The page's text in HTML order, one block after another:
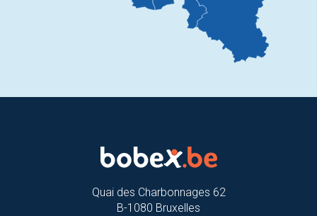
Quai des Charbonnages 62
B-1080 Bruxelles